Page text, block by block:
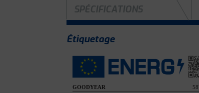
SPÉCIFICATIONS
Étiquetage